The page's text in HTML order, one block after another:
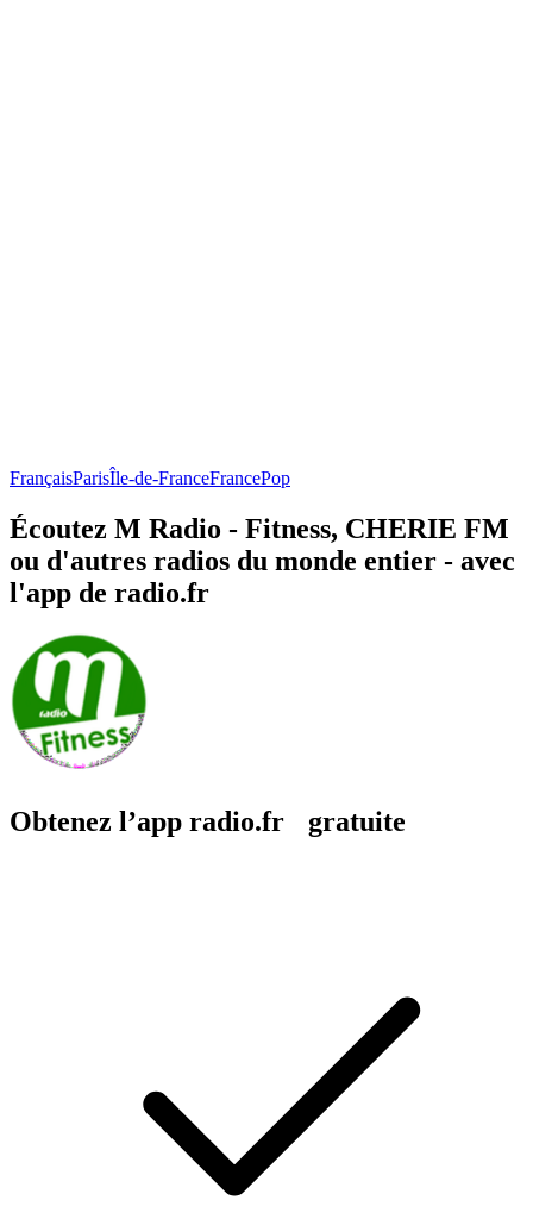
FrançaisParisÎle-de-FranceFrancePop
Écoutez M Radio - Fitness, CHERIE FM
ou d'autres radios du monde entier - avec
l'app de radio.fr
Obtenez l’app radio.fr gratuite